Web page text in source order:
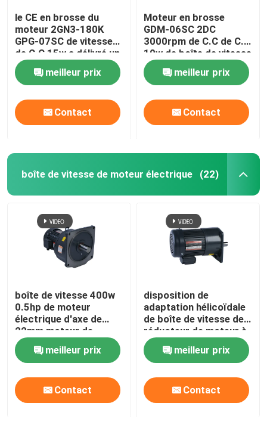
le CE en brosse du
moteur 2GN3-180K
GPG-07SC de vitesse
de C.C 15w a délivré un
certificat
meilleur prix
Contact
Moteur en brosse
GDM-06SC 2DC
3000rpm de C.C de C.C
10w de boîte de vitesse
de moteur
meilleur prix
Contact
boîte de vitesse de moteur électrique (22)
boîte de vitesse 400w
0.5hp de moteur
électrique d'axe de
22mm moteur de
Reductor de 3 phases
meilleur prix
Contact
disposition de
adaptation hélicoïdale
de boîte de vitesse de
réducteur de moteur à
courant alternatif de
750W 1HPmeilleur prix
Contact